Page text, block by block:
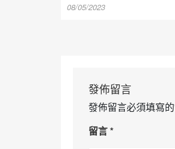
08/05/2023
發佈留言
發佈留言必須填寫
留言*